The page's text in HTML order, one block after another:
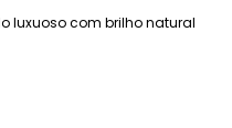
luxuoso com brilho natural